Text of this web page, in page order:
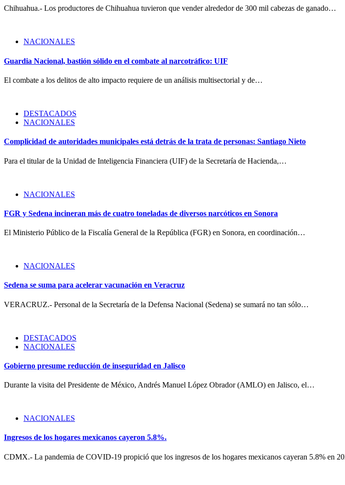
Chihuahua.- Los productores de Chihuahua tuvieron que vender alrededor de 300 mil cabezas de ganado…
NACIONALES
Guardia Nacional, bastión sólido en el combate al narcotráfico: UIF
El combate a los delitos de alto impacto requiere de un análisis multisectorial y de…
DESTACADOS
NACIONALES
Complicidad de autoridades municipales está detrás de la trata de personas: Santiago Nieto
Para el titular de la Unidad de Inteligencia Financiera (UIF) de la Secretaría de Hacienda,…
NACIONALES
FGR y Sedena incineran más de cuatro toneladas de diversos narcóticos en Sonora
El Ministerio Público de la Fiscalía General de la República (FGR) en Sonora, en coordinación…
NACIONALES
Sedena se suma para acelerar vacunación en Veracruz
VERACRUZ.- Personal de la Secretaría de la Defensa Nacional (Sedena) se sumará no tan sólo…
DESTACADOS
NACIONALES
Gobierno presume reducción de inseguridad en Jalisco
Durante la visita del Presidente de México, Andrés Manuel López Obrador (AMLO) en Jalisco, el…
NACIONALES
Ingresos de los hogares mexicanos cayeron 5.8%.
CDMX.- La pandemia de COVID-19 propició que los ingresos de los hogares mexicanos cayeran 5.8% en